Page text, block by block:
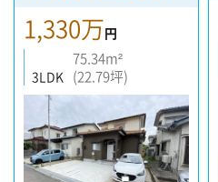
3LDK
75.34m²
(22.79坪)
1,330万円